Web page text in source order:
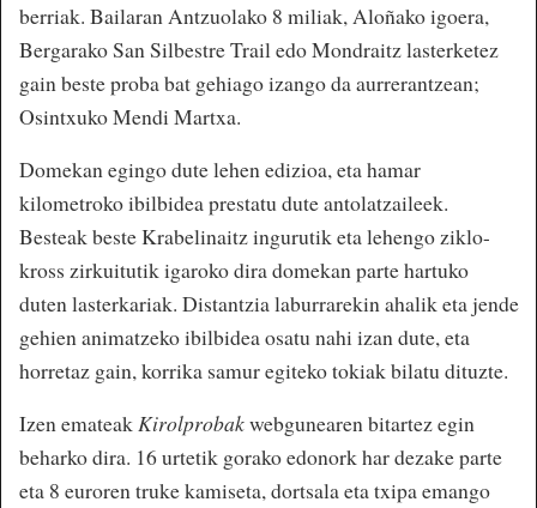
berriak. Bailaran Antzuolako 8 miliak, Aloñako igoera,
Bergarako San Silbestre Trail edo Mondraitz lasterketez
gain beste proba bat gehiago izango da aurrerantzean;
Osintxuko Mendi Martxa.
Domekan egingo dute lehen edizioa, eta hamar
kilometroko ibilbidea prestatu dute antolatzaileek.
Besteak beste Krabelinaitz ingurutik eta lehengo ziklo-
kross zirkuitutik igaroko dira domekan parte hartuko
duten lasterkariak. Distantzia laburrarekin ahalik eta jende
gehien animatzeko ibilbidea osatu nahi izan dute, eta
horretaz gain, korrika samur egiteko tokiak bilatu dituzte.
Izen emateakKirolprobakwebgunearen bitartez egin
beharko dira. 16 urtetik gorako edonork har dezake parte
eta 8 euroren truke kamiseta, dortsala eta txipa emango